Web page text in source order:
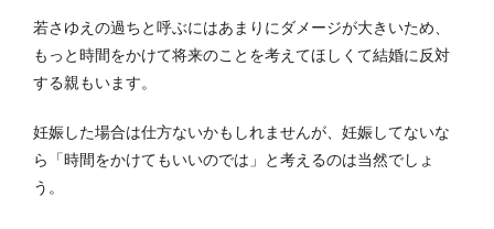
若さゆえの過ちと呼ぶにはあまりにダメージが大きいため、
もっと時間をかけて将来のことを考えてほしくて結婚に反対
する親もいます。
妊娠した場合は仕方ないかもしれませんが、妊娠してないな
ら「時間をかけてもいいのでは」と考えるのは当然でしょ
う。